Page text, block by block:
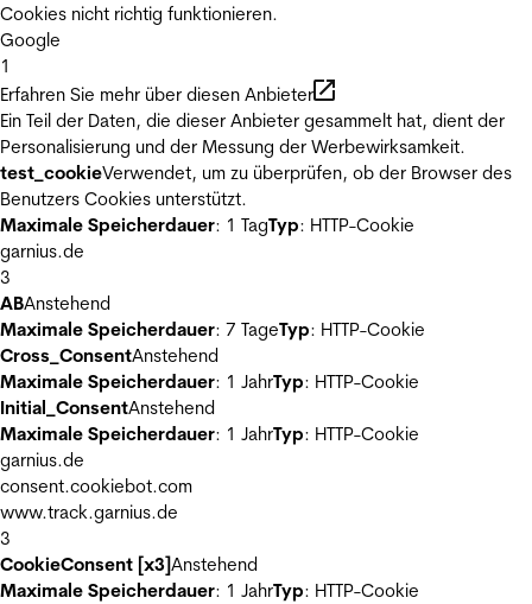
Cookies nicht richtig funktionieren.
Google
1
Erfahren Sie mehr über diesen Anbieter
Ein Teil der Daten, die dieser Anbieter gesammelt hat, dient der
Personalisierung und der Messung der Werbewirksamkeit.
test_cookieVerwendet, um zu überprüfen, ob der Browser des
Benutzers Cookies unterstützt.
Maximale Speicherdauer: 1 TagTyp: HTTP-Cookie
garnius.de
3
ABAnstehend
Maximale Speicherdauer: 7 TageTyp: HTTP-Cookie
Cross_ConsentAnstehend
Maximale Speicherdauer: 1 JahrTyp: HTTP-Cookie
Initial_ConsentAnstehend
Maximale Speicherdauer: 1 JahrTyp: HTTP-Cookie
garnius.de
consent.cookiebot.com
www.track.garnius.de
3
CookieConsent [x3]Anstehend
Maximale Speicherdauer: 1 JahrTyp: HTTP-Cookie